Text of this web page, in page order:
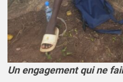
Un engagement qui ne